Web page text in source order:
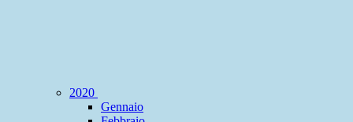
2020
Gennaio